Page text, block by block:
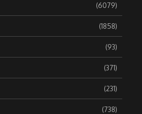
(6079)
(1858)
(93)
(371)
(231)
(738)